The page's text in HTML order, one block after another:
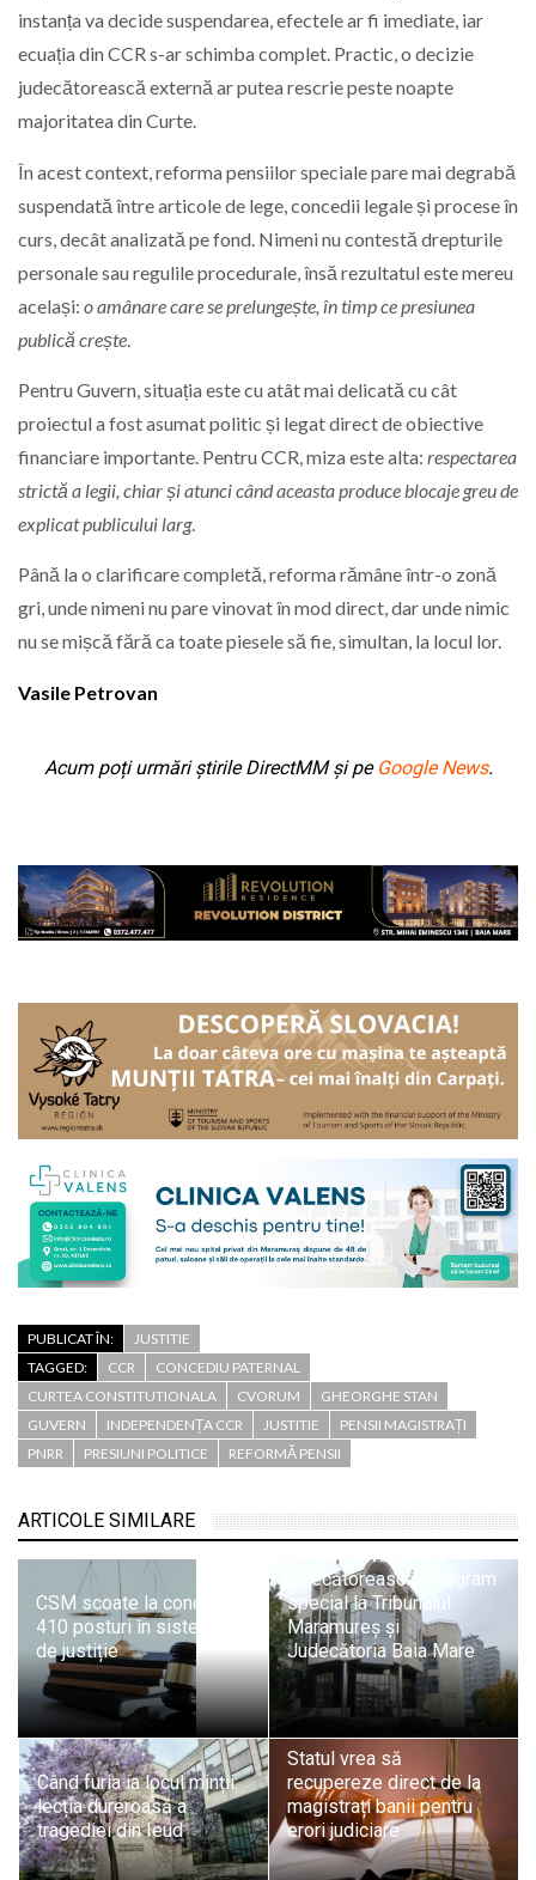
instanța va decide suspendarea, efectele ar fi imediate, iar
ecuația din CCR s-ar schimba complet. Practic, o decizie
judecătorească externă ar putea rescrie peste noapte
majoritatea din Curte.
În acest context, reforma pensiilor speciale pare mai degrabă
suspendată între articole de lege, concedii legale și procese în
curs, decât analizată pe fond. Nimeni nu contestă drepturile
personale sau regulile procedurale, însă rezultatul este mereu
același: o amânare care se prelungește, în timp ce presiunea
publică crește
Pentru Guvern, situația este cu atât mai delicată cu cât
proiectul a fost asumat politic și legat direct de obiective
financiare importante. Pentru CCR, miza este alta: respectarea
strictă a legii, chiar și atunci când aceasta produce blocaje greu de
explicat publicului larg.
Până la o clarificare completă, reforma rămâne într-o zonă
gri, unde nimeni nu pare vinovat în mod direct, dar unde nimic
nu se mișcă fără ca toate piesele să fie, simultan, la locul lor.
Vasile Petrovan
Acum poți urmări știrile DirectMM și pe Google News.
PUBLICAT ÎN:
JUSTITIE
TAGGED:
CCR
CONCEDIU PATERNAL
CURTEA CONSTITUTIONALA
CVORUM
GHEORGHE STAN
GUVERN
INDEPENDENȚA CCR JUSTITIE
PENSII MAGISTRAȚI
PNRR
PRESIUNI POLITICE REFORMĂ PENSII
ARTICOLE SIMILARE
CSM scoate la concurs
410 posturi în sistemul
de justiție
A început vacanța
judecătorească. Program
special la Tribunalul
Maramureș și
Judecătoria Baia Mare
Când furia ia locul minții:
lecția dureroasă a
tragediei din Ieud
Statul vrea să
recupereze direct de la
magistrați banii pentru
erori judiciare